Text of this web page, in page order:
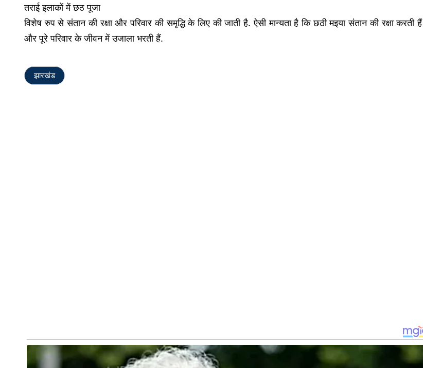
तराई इलाकों में छठ पूजा
विशेष रुप से संतान की रक्षा और परिवार की समृद्धि के लिए की जाती है. ऐसी मान्यता है कि छठी मइया संतान की रक्षा करती हैं
और पूरे परिवार के जीवन में उजाला भरती हैं.
झारखंड